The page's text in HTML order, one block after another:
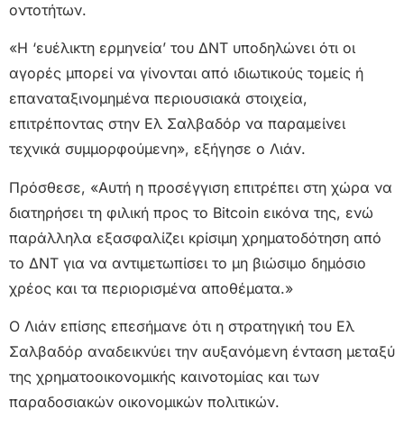
οντοτήτων.
«Η ‘ευέλικτη ερμηνεία’ του ΔΝΤ υποδηλώνει ότι οι
αγορές μπορεί να γίνονται από ιδιωτικούς τομείς ή
επαναταξινομημένα περιουσιακά στοιχεία,
επιτρέποντας στην Ελ Σαλβαδόρ να παραμείνει
τεχνικά συμμορφούμενη», εξήγησε ο Λιάν.
Πρόσθεσε, «Αυτή η προσέγγιση επιτρέπει στη χώρα να
διατηρήσει τη φιλική προς το Bitcoin εικόνα της, ενώ
παράλληλα εξασφαλίζει κρίσιμη χρηματοδότηση από
το ΔΝΤ για να αντιμετωπίσει το μη βιώσιμο δημόσιο
χρέος και τα περιορισμένα αποθέματα.»
Ο Λιάν επίσης επεσήμανε ότι η στρατηγική του Ελ
Σαλβαδόρ αναδεικνύει την αυξανόμενη ένταση μεταξύ
της χρηματοοικονομικής καινοτομίας και των
παραδοσιακών οικονομικών πολιτικών.